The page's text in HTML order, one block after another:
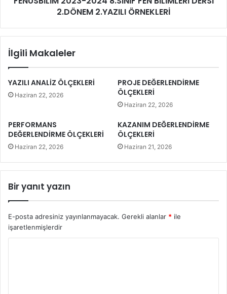
2.DÖNEM 2.YAZILI ÖRNEKLERİ
İlgili Makaleler
YAZILI ANALİZ ÖLÇEKLERİ
Haziran 22, 2026
PROJE DEĞERLENDİRME
ÖLÇEKLERİ
Haziran 22, 2026
PERFORMANS
DEĞERLENDİRME ÖLÇEKLERİ
Haziran 22, 2026
KAZANIM DEĞERLENDİRME
ÖLÇEKLERİ
Haziran 21, 2026
Bir yanıt yazın
E-posta adresiniz yayınlanmayacak. Gerekli alanlar * ile
işaretlenmişlerdir